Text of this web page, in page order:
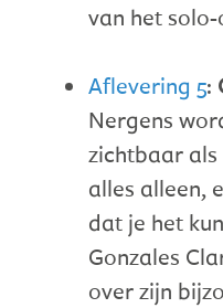
van het
Aflevering 5:
Nergens
zichtbaar
alles alleen,
dat je het
Gonzales
over zijn